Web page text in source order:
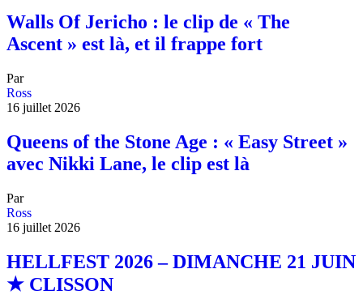
Walls Of Jericho : le clip de « The
Ascent » est là, et il frappe fort
Par
Ross
16 juillet 2026
Queens of the Stone Age : « Easy Street »
avec Nikki Lane, le clip est là
Par
Ross
16 juillet 2026
HELLFEST 2026 – DIMANCHE 21 JUIN
★ CLISSON